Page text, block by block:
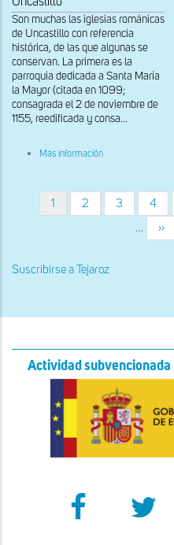
Son muchas las iglesias románicas
de Uncastillo con referencia
histórica, de las que algunas se
conservan. La primera es la
parroquia dedicada a Santa María
la Mayor (citada en 1099;
consagrada el 2 de noviembre de
1155, reedificada y consa...
Más información
Paginación
Página
actual
1 Página
2 Página
3 4
… ››
Suscribirse a Tejaroz
Actividad